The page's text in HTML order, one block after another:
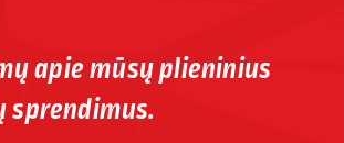
apie mūsų plieninius